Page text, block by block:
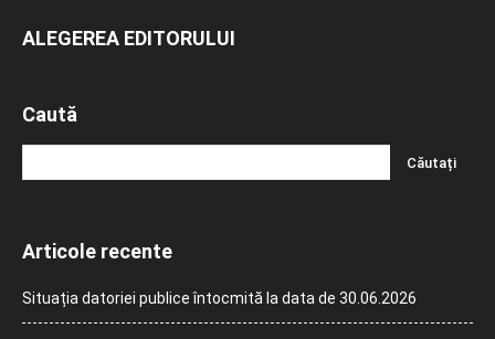
ALEGEREA EDITORULUI
Caută
Articole recente
Situația datoriei publice întocmită la data de 30.06.2026